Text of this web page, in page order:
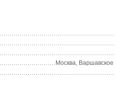
Москва,